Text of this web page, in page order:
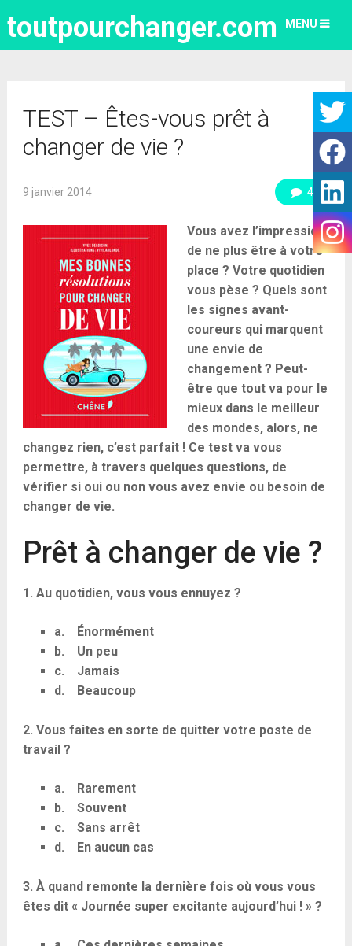
toutpourchanger.com MENU
TEST – Êtes-vous prêt à
changer de vie ?
9 janvier 2014 4
Vous avez l’impression
de ne plus être à votre
place ? Votre quotidien
vous pèse ? Quels sont
les signes avant-
coureurs qui marquent
une envie de
changement ? Peut-
être que tout va pour le
mieux dans le meilleur
des mondes, alors, ne
changez rien, c’est parfait ! Ce test va vous
permettre, à travers quelques questions, de
vérifier si oui ou non vous avez envie ou besoin de
changer de vie.
Prêt à changer de vie ?
1. Au quotidien, vous vous ennuyez ?
a. Énormément
b. Un peu
c. Jamais
d. Beaucoup
2. Vous faites en sorte de quitter votre poste de
travail ?
a. Rarement
b. Souvent
c. Sans arrêt
d. En aucun cas
3. À quand remonte la dernière fois où vous vous
êtes dit « Journée super excitante aujourd’hui ! » ?